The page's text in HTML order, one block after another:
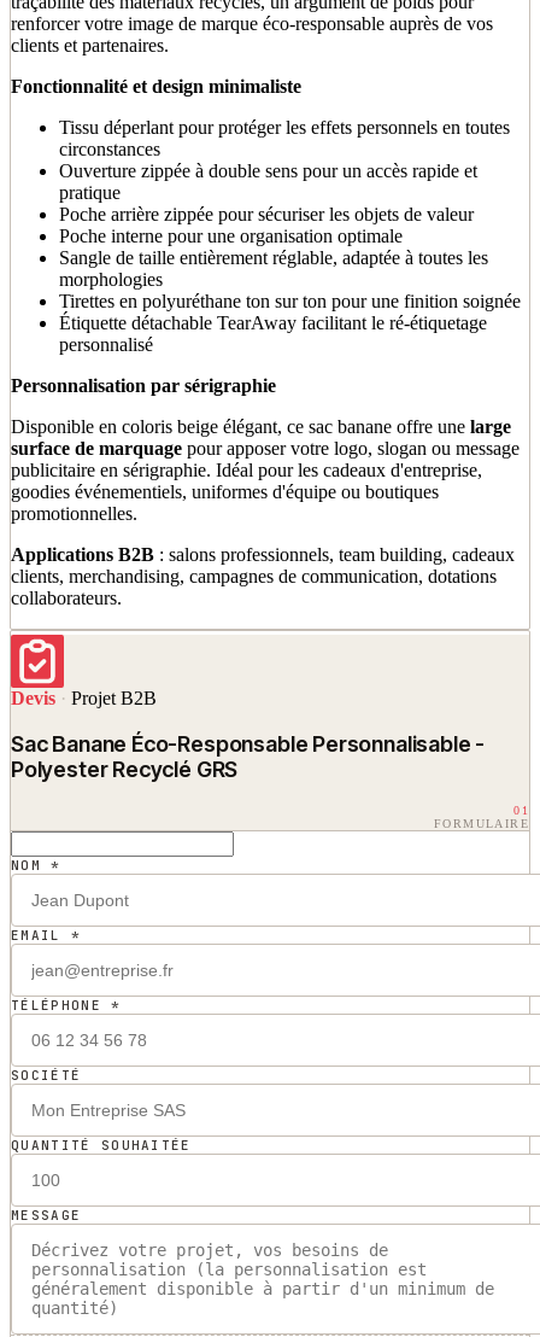
renforcer votre image de marque éco-responsable auprès de vos
clients et partenaires.
Fonctionnalité et design minimaliste
Tissu déperlant pour protéger les effets personnels en toutes
circonstances
Ouverture zippée à double sens pour un accès rapide et
pratique
Poche arrière zippée pour sécuriser les objets de valeur
Poche interne pour une organisation optimale
Sangle de taille entièrement réglable, adaptée à toutes les
morphologies
Tirettes en polyuréthane ton sur ton pour une finition soignée
Étiquette détachable TearAway facilitant le ré-étiquetage
personnalisé
Personnalisation par sérigraphie
Disponible en coloris beige élégant, ce sac banane offre une large
surface de marquage pour apposer votre logo, slogan ou message
publicitaire en sérigraphie. Idéal pour les cadeaux d'entreprise,
goodies événementiels, uniformes d'équipe ou boutiques
promotionnelles.
Applications B2B : salons professionnels, team building, cadeaux
clients, merchandising, campagnes de communication, dotations
collaborateurs.
Devis · Projet B2B
Sac Banane Éco-Responsable Personnalisable -
Polyester Recyclé GRS
01
FORMULAIRE
NOM *
EMAIL *
TÉLÉPHONE *
SOCIÉTÉ
QUANTITÉ SOUHAITÉE
MESSAGE